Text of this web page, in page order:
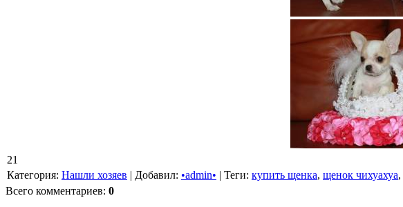
21
Категория: Нашли хозяев | Добавил: •admin• | Теги: купить щенка, щенок чихуахуа,
Всего комментариев: 0